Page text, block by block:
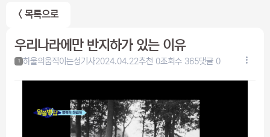
< 목록으로
우리나라에만 반지하가 있는 이유
1 하울의움직이는성기사2024.04.22추천 0조회수 365댓글 0